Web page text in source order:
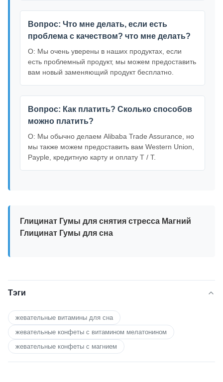
Вопрос: Что мне делать, если есть
проблема с качеством? что мне делать?
О: Мы очень уверены в наших продуктах, если
есть проблемный продукт, мы можем предоставить
вам новый заменяющий продукт бесплатно.
Вопрос: Как платить? Сколько способов
можно платить?
О: Мы обычно делаем Alibaba Trade Assurance, но
мы также можем предоставить вам Western Union,
Payple, кредитную карту и оплату T / T.
Глицинат Гумы для снятия стресса Магний
Глицинат Гумы для сна
Тэги
жевательные витамины для сна
жевательные конфеты с витамином мелатонином
жевательные конфеты с магнием